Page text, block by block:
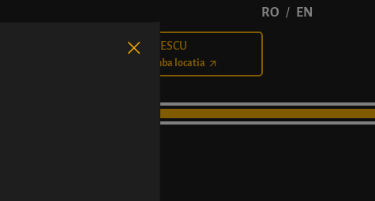
BĂLCESCU
Schimba locatia
RO / EN